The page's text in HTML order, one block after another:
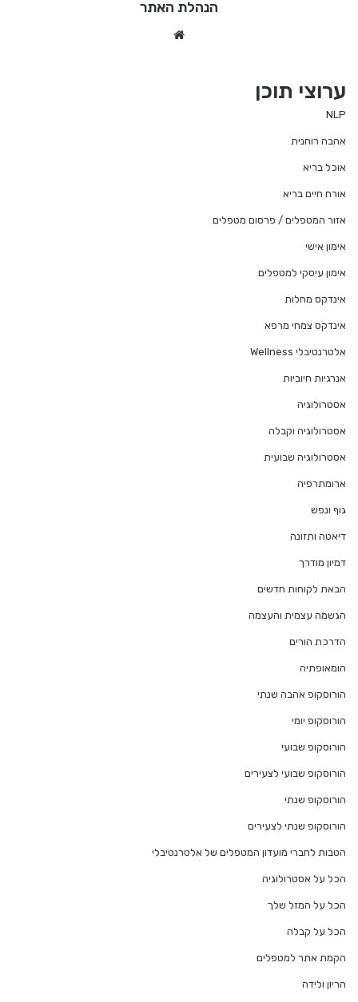
הנהלת האתר
ערוצי תוכן
NLP
אהבה רוחנית
אוכל בריא
אורח חיים בריא
אזור המטפלים / פרסום מטפלים
אימון אישי
אימון עיסקי למטפלים
אינדקס מחלות
אינדקס צמחי מרפא
אלטרנטיבלי Wellness
אנרגיות חיוביות
אסטרולוגיה
אסטרולוגיה וקבלה
אסטרולוגיה שבועית
ארומתרפיה
גוף ונפש
דיאטה ותזונה
דמיון מודרך
הבאת לקוחות חדשים
הגשמה עצמית והעצמה
הדרכת הורים
הומאופתיה
הורוסקופ אהבה שנתי
הורוסקופ יומי
הורוסקופ שבועי
הורוסקופ שבועי לצעירים
הורוסקופ שנתי
הורוסקופ שנתי לצעירים
הטבות לחברי מועדון המטפלים של אלטרנטיבלי
הכל על אסטרולוגיה
הכל על המזל שלך
הכל על קבלה
הקמת אתר למטפלים
הריון ולידה